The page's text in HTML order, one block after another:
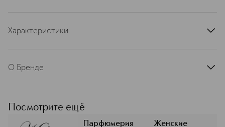
Характеристики
группа ароматов
О Бренде
основавшей легендарный коньячный
дом, воплощает в мире ароматов
трепетное отношение к деталям и
Посмотрите ещё
Парфюмерия
Женские